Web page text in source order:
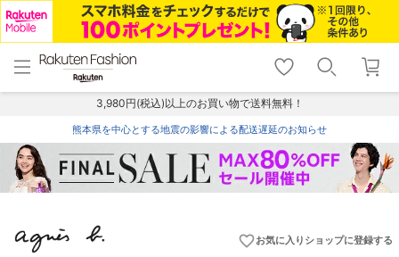
menu home
トップ
shopping_cart lock_outline
ログイン
3,980円(税込)以上のお買い物で送料無料！
熊本県を中心とする地震の影響による配送遅延のお知らせ
favorite_borderお気に入りショップに登録する